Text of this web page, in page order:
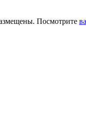
Посмотрите